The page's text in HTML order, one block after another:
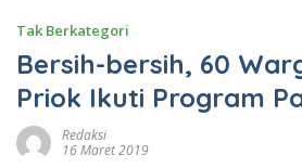
Tak Berkategori
Bersih-bersih, 60
Priok Ikuti Program
Redaksi
16 Maret 2019